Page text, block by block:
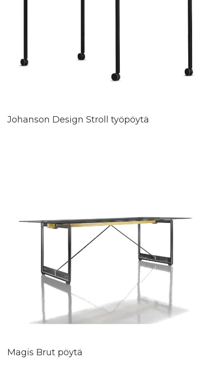
Johanson Design Stroll työpöytä
Magis Brut pöytä